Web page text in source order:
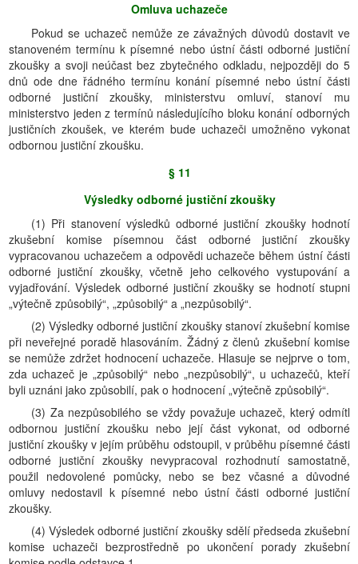
Omluva uchazeče
Pokud se uchazeč nemůže ze závažných důvodů dostavit ve
stanoveném termínu k písemné nebo ústní části odborné justiční
zkoušky a svoji neúčast bez zbytečného odkladu, nejpozději do 5
dnů ode dne řádného termínu konání písemné nebo ústní části
odborné justiční zkoušky, ministerstvu omluví, stanoví mu
ministerstvo jeden z termínů následujícího bloku konání odborných
justičních zkoušek, ve kterém bude uchazeči umožněno vykonat
odbornou justiční zkoušku.
§ 11
Výsledky odborné justiční zkoušky
(1) Při stanovení výsledků odborné justiční zkoušky hodnotí
zkušební komise písemnou část odborné justiční zkoušky
vypracovanou uchazečem a odpovědi uchazeče během ústní části
odborné justiční zkoušky, včetně jeho celkového vystupování a
vyjadřování. Výsledek odborné justiční zkoušky se hodnotí stupni
„výtečně způsobilý“, „způsobilý“ a „nezpůsobilý“.
(2) Výsledky odborné justiční zkoušky stanoví zkušební komise
při neveřejné poradě hlasováním. Žádný z členů zkušební komise
se nemůže zdržet hodnocení uchazeče. Hlasuje se nejprve o tom,
zda uchazeč je „způsobilý“ nebo „nezpůsobilý“, u uchazečů, kteří
byli uznáni jako způsobilí, pak o hodnocení „výtečně způsobilý“.
(3) Za nezpůsobilého se vždy považuje uchazeč, který odmítl
odbornou justiční zkoušku nebo její část vykonat, od odborné
justiční zkoušky v jejím průběhu odstoupil, v průběhu písemné části
odborné justiční zkoušky nevypracoval rozhodnutí samostatně,
použil nedovolené pomůcky, nebo se bez včasné a důvodné
omluvy nedostavil k písemné nebo ústní části odborné justiční
zkoušky.
(4) Výsledek odborné justiční zkoušky sdělí předseda zkušební
komise uchazeči bezprostředně po ukončení porady zkušební